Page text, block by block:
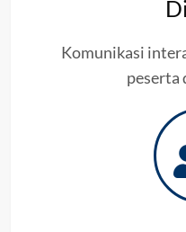
Komunikasi
peserta